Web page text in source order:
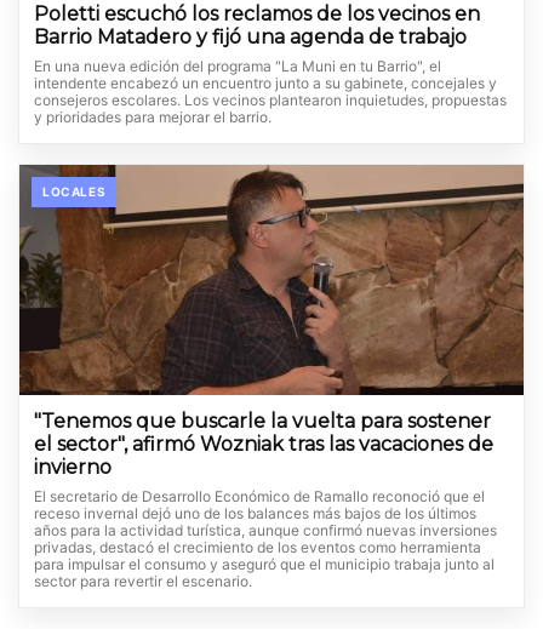
Poletti escuchó los reclamos de los vecinos en
Barrio Matadero y fijó una agenda de trabajo
En una nueva edición del programa "La Muni en tu Barrio", el
intendente encabezó un encuentro junto a su gabinete, concejales y
consejeros escolares. Los vecinos plantearon inquietudes, propuestas
y prioridades para mejorar el barrio.
LOCALES
"Tenemos que buscarle la vuelta para sostener
el sector", afirmó Wozniak tras las vacaciones de
invierno
El secretario de Desarrollo Económico de Ramallo reconoció que el
receso invernal dejó uno de los balances más bajos de los últimos
años para la actividad turística, aunque confirmó nuevas inversiones
privadas, destacó el crecimiento de los eventos como herramienta
para impulsar el consumo y aseguró que el municipio trabaja junto al
sector para revertir el escenario.